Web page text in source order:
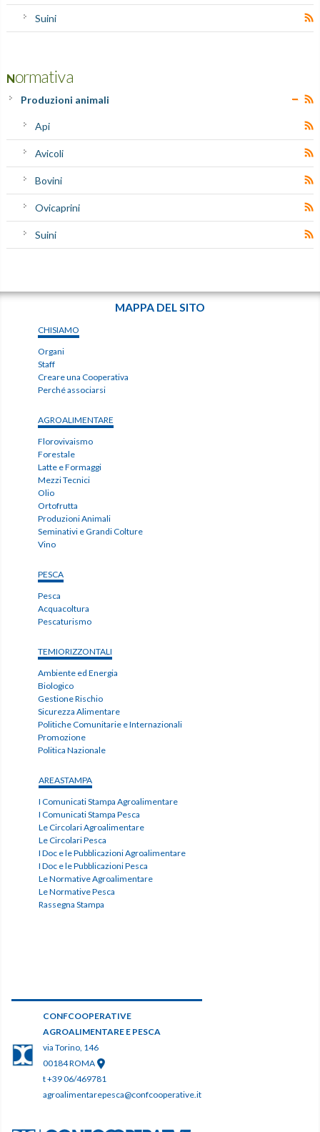
Suini
Normativa
Produzioni animali
Api
Avicoli
Bovini
Ovicaprini
Suini
CONFCOOPERATIVE
AGROALIMENTARE E PESCA
via Torino, 146
00184 ROMA
t +39 06/469781
agroalimentarepesca@confcooperative.it
MAPPA DEL SITO
CHISIAMO
Organi
Staff
Creare una Cooperativa
Perché associarsi
AGROALIMENTARE
Florovivaismo
Forestale
Latte e Formaggi
Mezzi Tecnici
Olio
Ortofrutta
Produzioni Animali
Seminativi e Grandi Colture
Vino
PESCA
Pesca
Acquacoltura
Pescaturismo
TEMIORIZZONTALI
Ambiente ed Energia
Biologico
Gestione Rischio
Sicurezza Alimentare
Politiche Comunitarie e Internazionali
Promozione
Politica Nazionale
AREASTAMPA
I Comunicati Stampa Agroalimentare
I Comunicati Stampa Pesca
Le Circolari Agroalimentare
Le Circolari Pesca
I Doc e le Pubblicazioni Agroalimentare
I Doc e le Pubblicazioni Pesca
Le Normative Agroalimentare
Le Normative Pesca
Rassegna Stampa